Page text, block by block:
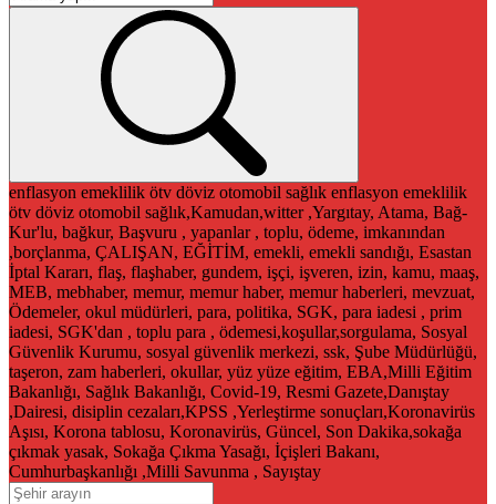
enflasyon emeklilik ötv döviz otomobil sağlık enflasyon emeklilik
ötv döviz otomobil sağlık,Kamudan,witter ,Yargıtay, Atama, Bağ-
Kur'lu, bağkur, Başvuru , yapanlar , toplu, ödeme, imkanından
,borçlanma, ÇALIŞAN, EĞİTİM, emekli, emekli sandığı, Esastan
İptal Kararı, flaş, flaşhaber, gundem, işçi, işveren, izin, kamu, maaş,
MEB, mebhaber, memur, memur haber, memur haberleri, mevzuat,
Ödemeler, okul müdürleri, para, politika, SGK, para iadesi , prim
iadesi, SGK'dan , toplu para , ödemesi,koşullar,sorgulama, Sosyal
Güvenlik Kurumu, sosyal güvenlik merkezi, ssk, Şube Müdürlüğü,
taşeron, zam haberleri, okullar, yüz yüze eğitim, EBA,Milli Eğitim
Bakanlığı, Sağlık Bakanlığı, Covid-19, Resmi Gazete,Danıştay
,Dairesi, disiplin cezaları,KPSS ,Yerleştirme sonuçları,Koronavirüs
Aşısı, Korona tablosu, Koronavirüs, Güncel, Son Dakika,sokağa
çıkmak yasak, Sokağa Çıkma Yasağı, İçişleri Bakanı,
Cumhurbaşkanlığı ,Milli Savunma , Sayıştay